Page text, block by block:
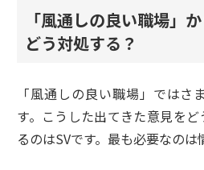
「風通しの良い職場」
どう対処する？
「風通しの良い職場」ではさ
す。こうした出てきた意見を
るのはSVです。最も必要なのは